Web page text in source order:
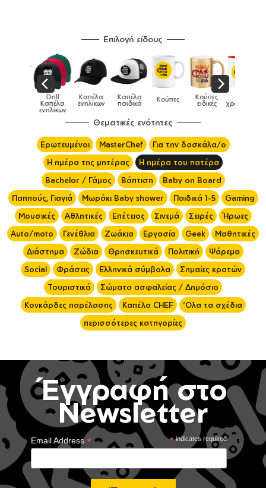
Επιλογή είδους
Drill
Καπέλα
ενηλίκων
Καπέλα
ενηλίκων
Καπέλα
παιδικά Κούπες Κούπες
ειδικές χρωματιστές
Θεματικές ενότητες
Ερωτευμένοι MasterChef
Για την δασκάλα/ο
Η ημέρα της μητέρας
Η ημέρα του πατέρα
Bachelor / Γάμος
Βάπτιση
Baby on Board
Παππούς, Γιαγιά
Μωράκι Baby shower Παιδικά 1-5
Gaming
Μουσικές
Αθλητικές Επέτειος Σινεμά Σειρές
Ήρωες
Auto/moto
Γενέθλια Ζωάκια Εργασία Geek
Μαθητικές
Διάστημα
Ζώδια Θρησκευτικά Πολιτική
Ψάρεμα
Social
Φράσεις Ελληνικά σύμβολα
Σημαίες κρατών
Τουριστικά
Σώματα ασφαλείας / Δημόσιο
Κονκάρδες παρέλασης
Καπέλα CHEF
'Ολα τα σχέδια
περισσότερες κατηγορίες
Έγγραφή στο
Newsletter
*indicates required
Email Address*